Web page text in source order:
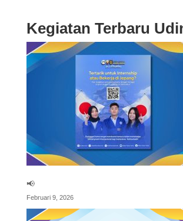
Kegiatan Terbaru
📢
Februari 9, 2026